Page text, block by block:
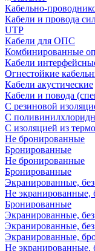
Кабельно-
Кабели и провода
UTP
Кабели для ОПС
Комбинированные
Кабели
Огнестойкие
Кабели акустические
Кабели и повода
С резиновой
С
С изоляцией из
Не бронированные
Бронированные
Не бронированные
Бронированные
Экранированные,
Не экранированные,
Бронированные
Экранированные,
Экранированные,
Экранированные,
Не экранированные,